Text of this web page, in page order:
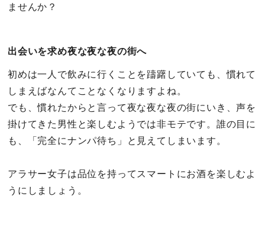
ませんか？
出会いを求め夜な夜な夜の街へ
初めは一人で飲みに行くことを躊躇していても、慣れて
しまえばなんてことなくなりますよね。
でも、慣れたからと言って夜な夜な夜の街にいき、声を
掛けてきた男性と楽しむようでは非モテです。誰の目に
も、「完全にナンパ待ち」と見えてしまいます。
アラサー女子は品位を持ってスマートにお酒を楽しむよ
うにしましょう。